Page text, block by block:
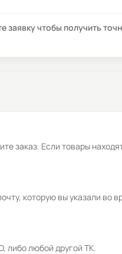
заявку чтобы получить
заказ. Если товары
которую вы указали во
либо любой другой ТК.